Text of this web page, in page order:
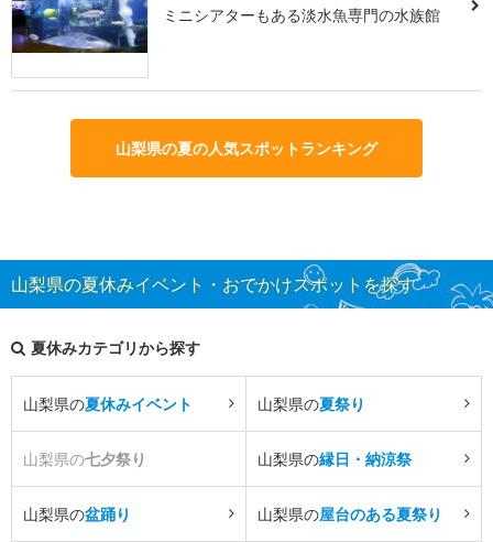
ミニシアターもある淡水魚専門の水族館
山梨県の夏の人気スポットランキング
山梨県の夏休みイベント・おでかけスポットを探す
夏休みカテゴリから探す
山梨県の夏休みイベント 山梨県の夏祭り
山梨県の七夕祭り 山梨県の縁日・納涼祭
山梨県の盆踊り 山梨県の屋台のある夏祭り